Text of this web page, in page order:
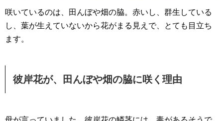
咲いているのは、田んぼや畑の脇。赤いし、群生している
し、葉が生えていないから花がまる見えで、とても目立ち
ます。
彼岸花が、田んぼや畑の脇に咲く理由